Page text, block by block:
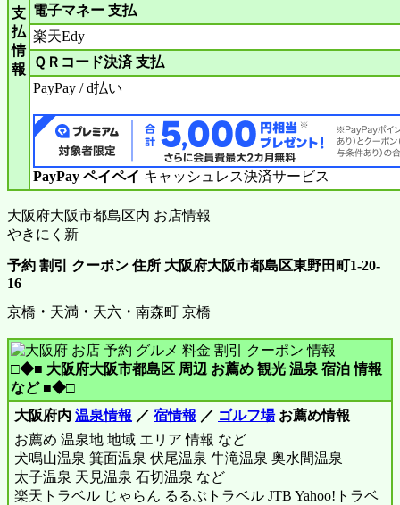
支
払
情
報
電子マネー 支払
楽天Edy
ＱＲコード決済 支払
PayPay / d払い
PayPay ペイペイ キャッシュレス決済サービス
大阪府大阪市都島区内 お店情報
やきにく新
予約 割引 クーポン 住所 大阪府大阪市都島区東野田町1-20-
16
京橋・天満・天六・南森町 京橋
□◆■ 大阪府大阪市都島区 周辺 お薦め 観光 温泉 宿泊 情報
など ■◆□
大阪府内 温泉情報 ／ 宿情報 ／ ゴルフ場お薦め情報
お薦め 温泉地 地域 エリア 情報 など
犬鳴山温泉 箕面温泉 伏尾温泉 牛滝温泉 奥水間温泉
太子温泉 天見温泉 石切温泉 など
楽天トラベル じゃらん るるぶトラベル JTB Yahoo!トラベ